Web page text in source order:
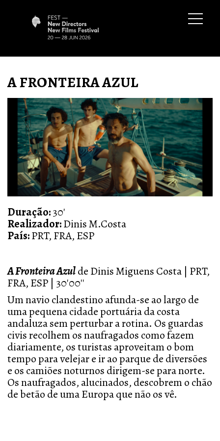
A FRONTEIRA AZUL
Duração:30'
Realizador:Dinis M.Costa
País:PRT, FRA, ESP
A Fronteira Azulde Dinis Miguens Costa | PRT,
FRA, ESP | 30'00''
Um navio clandestino afunda-se ao largo de
uma pequena cidade portuária da costa
andaluza sem perturbar a rotina. Os guardas
civis recolhem os naufragados como fazem
diariamente, os turistas aproveitam o bom
tempo para velejar e ir ao parque de diversões
e os camiões noturnos dirigem-se para norte.
Os naufragados, alucinados, descobrem o chão
de betão de uma Europa que não os vê.